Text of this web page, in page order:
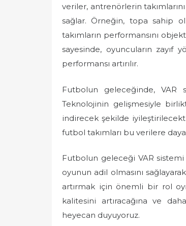
veriler, antrenörlerin
sağlar. Örneğin, topa sahip
takımların performansını
sayesinde, oyuncuların zayıf
performansı artırılır.
Futbolun geleceğinde,
Teknolojinin gelişmesiyle
indirecek şekilde
futbol takımları bu verilere
Futbolun geleceği VAR
oyunun adil olmasını
artırmak için önemli bir rol
kalitesini artıracağına ve
heyecan duyuyoruz.